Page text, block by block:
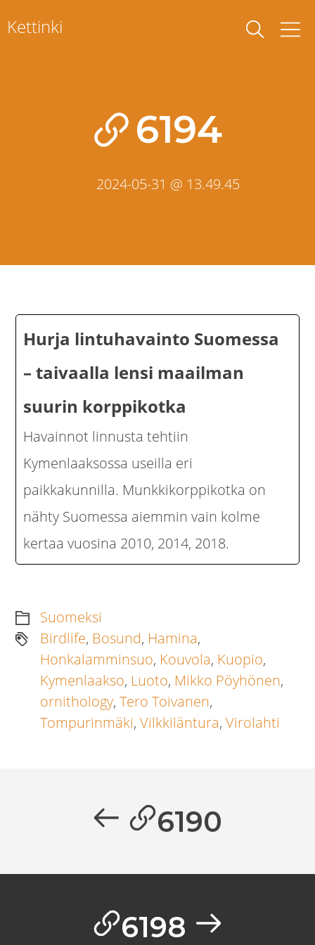
toKettinki
6194
2024-05-31 @ 13.49.45
Hurja lintuhavainto Suomessa
– taivaalla lensi maailman
suurin korppikotka
Havainnot linnusta tehtiin
Kymenlaaksossa useilla eri
paikkakunnilla. Munkkikorppikotka on
nähty Suomessa aiemmin vain kolme
kertaa vuosina 2010, 2014, 2018.
Suomeksi
Birdlife, Bosund, Hamina,
Honkalamminsuo, Kouvola, Kuopio,
Kymenlaakso, Luoto, Mikko Pöyhönen,
ornithology,Tero Toivanen,
Tompurinmäki,Vilkkiläntura,Virolahti
6190
6198